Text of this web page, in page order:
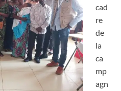
cad
re
de
la
ca
mp
agn